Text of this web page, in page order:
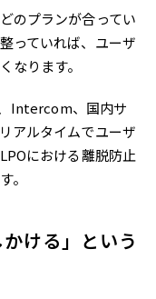
のプランが合ってい
っていれば、ユーザ
なります。
Intercom、国内サ
アルタイムでユーザ
における離脱防止
。
ける」という